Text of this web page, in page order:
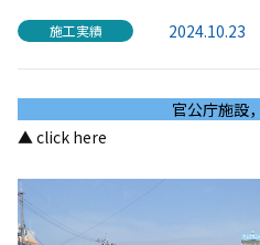
施工実績 2024.10.23
官公庁施設，
▲ click here